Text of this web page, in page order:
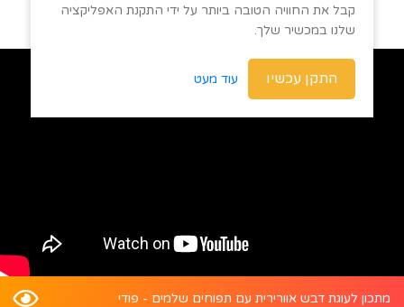
מתכון לעוגת דבש אוורירית עם תפוחים שלמים - פודי
קבל את החוויה הטובה ביותר על ידי התקנת האפליקציה
שלנו במכשיר שלך.
התקן עכשיו עוד מעט